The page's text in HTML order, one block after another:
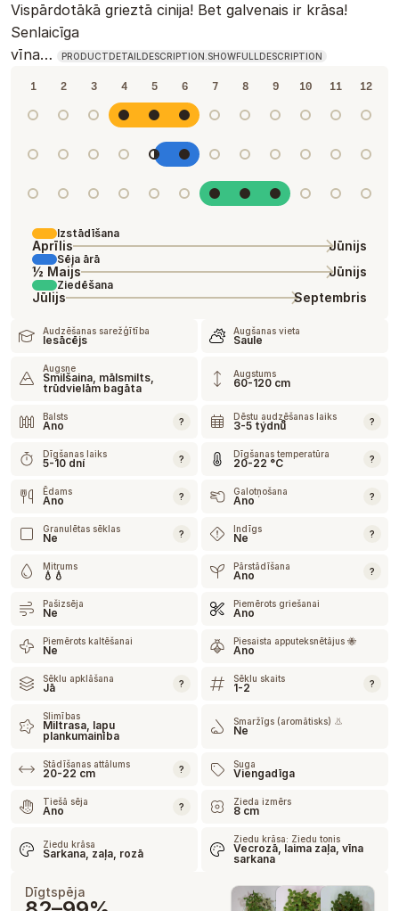
Vispārdotākā grieztā cinija! Bet galvenais ir krāsa!
Senlaicīga
vīna…
PRODUCTDETAILDESCRIPTION.SHOWFULLDESCRIPTION
1 2 3 4 5 6 7 8 9 10 11 12
Izstādīšana
Aprīlis Jūnijs
Sēja ārā
½ Maijs Jūnijs
Ziedēšana
Jūlijs Septembris
Audzēšanas sarežģītība
Iesācējs
Augšanas vieta
Saule
Augsne
Smilšaina, mālsmilts,
trūdvielām bagāta
Augstums
60-120 cm
Balsts
Ano ? Dēstu audzēšanas laiks
3-5 týdnů ?
Dīgšanas laiks
5-10 dní ? Dīgšanas temperatūra
20-22 °C ?
Ēdams
Ano ? Galotņošana
Ano ?
Granulētas sēklas
Ne ? Indīgs
Ne ?
Mitrums
💧💧
Pārstādīšana
Ano ?
Pašizsēja
Ne
Piemērots griešanai
Ano
Piemērots kaltēšanai
Ne
Piesaista apputeksnētājus 🐝
Ano
Sēklu apklāšana
Jā ? Sēklu skaits
1-2 ?
Slimības
Miltrasa, lapu
plankumainība
Smaržīgs (aromātisks) 👃
Ne
Stādīšanas attālums
20-22 cm ? Suga
Viengadīga
Tiešā sēja
Ano ? Zieda izmērs
8 cm
Ziedu krāsa
Sarkana, zaļa, rozā
Ziedu krāsa: Ziedu tonis
Vecrozā, laima zaļa, vīna
sarkana
Dīgtspēja